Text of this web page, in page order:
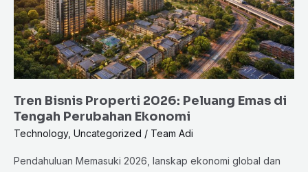
Tren Bisnis Properti 2026: Peluang Emas di
Tengah Perubahan Ekonomi
Technology, Uncategorized / Team Adi
Pendahuluan Memasuki 2026, lanskap ekonomi global dan
Emas
di
Tengah
Perubahan